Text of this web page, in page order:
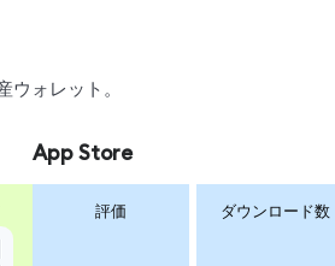
ォレット。
App Store
評価 ダウンロード数